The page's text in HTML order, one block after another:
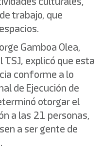
trabajo, que
Gamboa Olea,
explicó que esta
conforme a lo
de Ejecución de
otorgar el
a las 21 personas,
a ser gente de